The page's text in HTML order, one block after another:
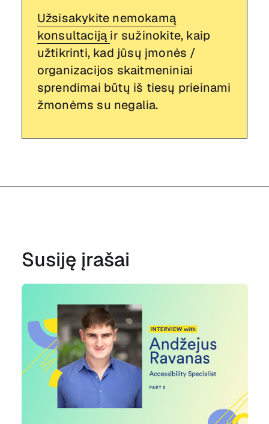
‍Užsisakykite nemokamą
konsultaciją ir sužinokite, kaip
užtikrinti, kad jūsų įmonės /
organizacijos skaitmeniniai
sprendimai būtų iš tiesų prieinami
žmonėms su negalia.
Susiję įrašai